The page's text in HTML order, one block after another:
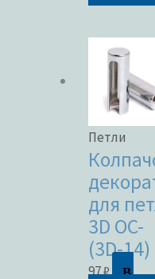
Петли
для
3D OC-
(3D-14)
97₽
В